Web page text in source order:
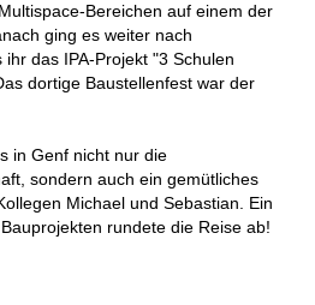
Bereichen auf einem der
ging es weiter nach
das IPA-Projekt "3 Schulen
dortige Baustellenfest war der
in Genf nicht nur die
sondern auch ein gemütliches
Michael und Sebastian. Ein
rundete die Reise ab!